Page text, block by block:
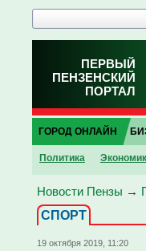
ПЕРВЫЙ
ПЕНЗЕНСКИЙ
ПОРТАЛ
ГОРОД ОНЛАЙН
Политика
Новости Пензы →
СПОРТ
19 октября 2019, 11:20